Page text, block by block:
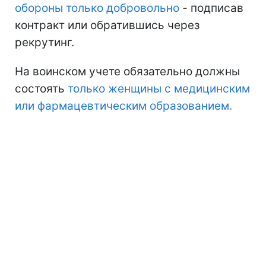
обороны только добровольно - подписав
контракт или обратившись через
рекрутинг.
На воинском учете обязательно должны
состоять только женщины с медицинским
или фармацевтическим образованием.